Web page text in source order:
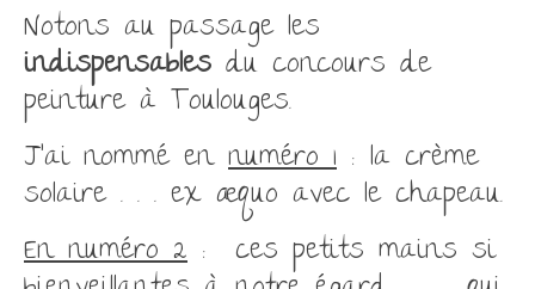
Notons au passage les
indispensables du concours de
peinture à Toulouges.
J’ai nommé en numéro 1 : la crème
solaire . . . ex æquo avec le chapeau.
En numéro 2 : ces petits mains si